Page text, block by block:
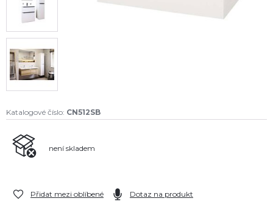
Katalogové číslo: CN512SB
není skladem
Přidat mezi oblíbené Dotaz na produkt